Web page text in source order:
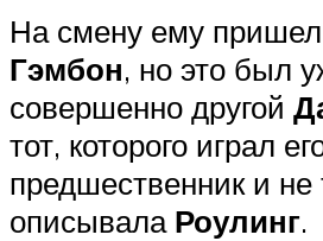
На смену ему пришел
Гэмбон, но это был
совершенно другой
тот, которого играл
предшественник и не
описывала Роулинг.